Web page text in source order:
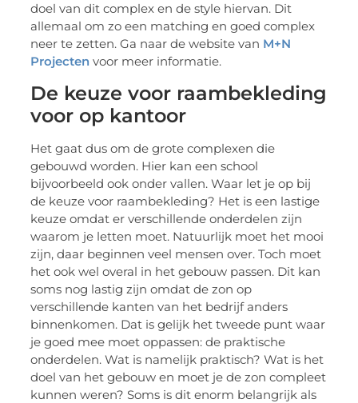
doel van dit complex en de style hiervan. Dit
allemaal om zo een matching en goed complex
neer te zetten. Ga naar de website van M+N
Projecten voor meer informatie.
De keuze voor raambekleding
voor op kantoor
Het gaat dus om de grote complexen die
gebouwd worden. Hier kan een school
bijvoorbeeld ook onder vallen. Waar let je op bij
de keuze voor raambekleding? Het is een lastige
keuze omdat er verschillende onderdelen zijn
waarom je letten moet. Natuurlijk moet het mooi
zijn, daar beginnen veel mensen over. Toch moet
het ook wel overal in het gebouw passen. Dit kan
soms nog lastig zijn omdat de zon op
verschillende kanten van het bedrijf anders
binnenkomen. Dat is gelijk het tweede punt waar
je goed mee moet oppassen: de praktische
onderdelen. Wat is namelijk praktisch? Wat is het
doel van het gebouw en moet je de zon compleet
kunnen weren? Soms is dit enorm belangrijk als